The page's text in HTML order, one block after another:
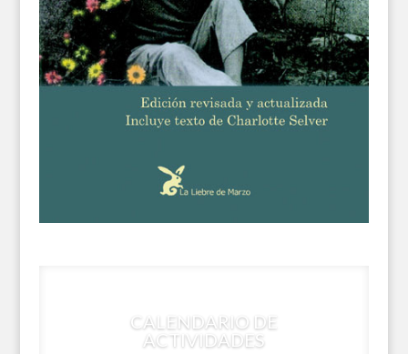
CALENDARIO DE
ACTIVIDADES